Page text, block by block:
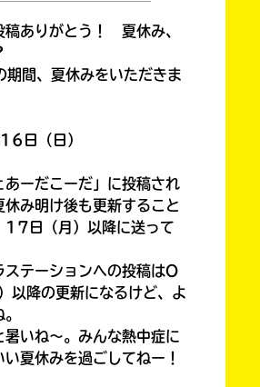
稿ありがとう！ 夏休み、
期間、夏休みをいただきま
日（日）
あーだこーだ」に投稿され
休み明け後も更新すること
日（月）以降に送って
ステーションへの投稿はO
降の更新になるけど、よ
暑いね～。みんな熱中症に
夏休みを過ごしてねー！